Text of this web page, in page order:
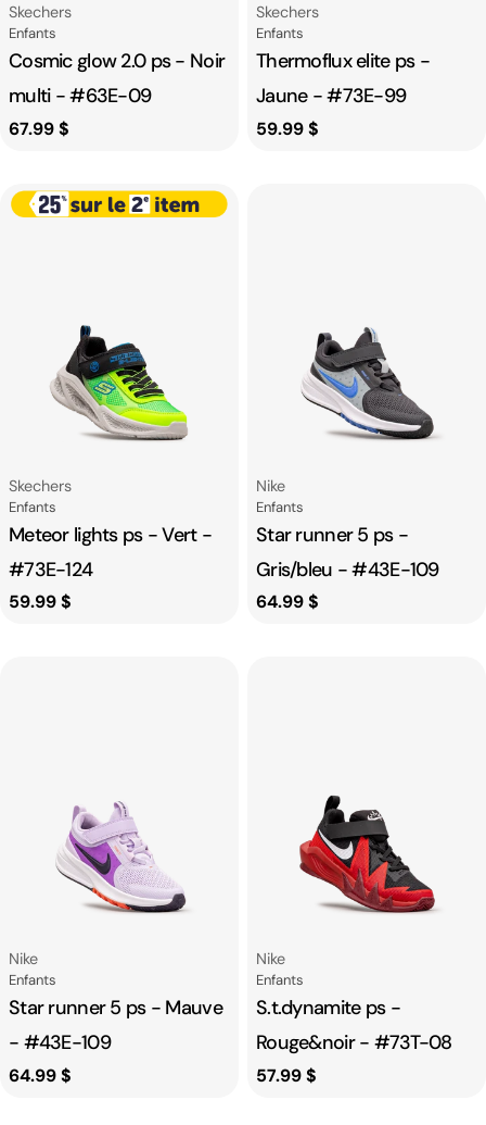
Fournisseur:
Skechers
Catégorie
Enfants
Cosmic glow 2.0 ps - Noir
multi - #63E-09
Prix
67.99 $
Fournisseur:
Skechers
Catégorie
Enfants
Thermoflux elite ps -
Jaune - #73E-99
Prix
59.99 $
Fournisseur:
Skechers
Catégorie
Enfants
Meteor lights ps - Vert -
#73E-124
Prix
59.99 $
Fournisseur:
Nike
Catégorie
Enfants
Star runner 5 ps -
Gris/bleu - #43E-109
Prix
64.99 $
Fournisseur:
Nike
Catégorie
Enfants
Star runner 5 ps - Mauve
- #43E-109
Prix
64.99 $
Fournisseur:
Nike
Catégorie
Enfants
S.t.dynamite ps -
Rouge&noir - #73T-08
Prix
57.99 $